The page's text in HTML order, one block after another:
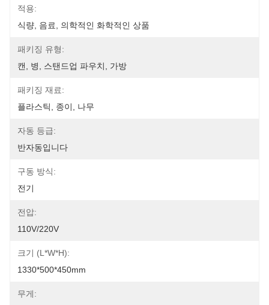
적용:
식량, 음료, 의학적인 화학적인 상품
패키징 유형:
캔, 병, 스탠드업 파우치, 가방
패키징 재료:
플라스틱, 종이, 나무
자동 등급:
반자동입니다
구동 방식:
전기
전압:
110V/220V
크기 (L*W*H):
1330*500*450mm
무게: